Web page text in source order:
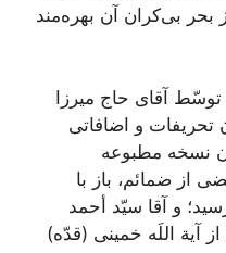
بحر بی‌‏كران آن بهره‏‌مند
توسّط آقاى حاج ميرزا
و اضافاتى
نسخه مطبوعه
از ضمائم، باز با
و آقا سيّد أحمد
آية اللَه خمينى (قدّه)